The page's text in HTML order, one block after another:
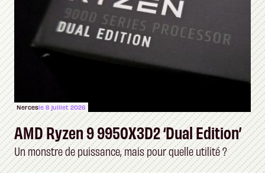
Nercesle 8 juillet 2026
AMD Ryzen 9 9950X3D2 ‘Dual Edition’
Un monstre de puissance, mais pour quelle utilité ?